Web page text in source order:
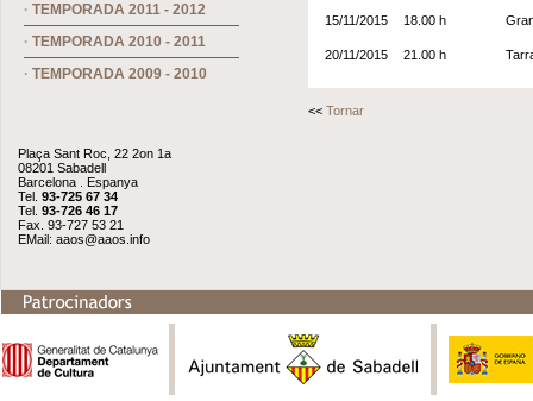
· TEMPORADA 2011 - 2012
· TEMPORADA 2010 - 2011
· TEMPORADA 2009 - 2010
Plaça Sant Roc, 22 2on 1a
08201 Sabadell
Barcelona . Espanya
Tel. 93-725 67 34
Tel. 93-726 46 17
Fax. 93-727 53 21
EMail: aaos@aaos.info
15/11/2015 18.00 h
20/11/2015 21.00 h
<< Tornar